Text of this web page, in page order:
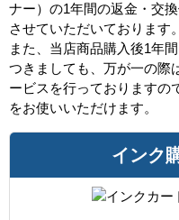
ナー）の1年間の返金・交
させていただいております。
また、当店商品購入後1年
つきましても、万が一の際
ービスを行っておりますの
をお使いいただけます。
インク